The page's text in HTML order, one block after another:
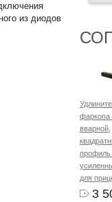
из диодов
фаркопа
вварной,
для
3